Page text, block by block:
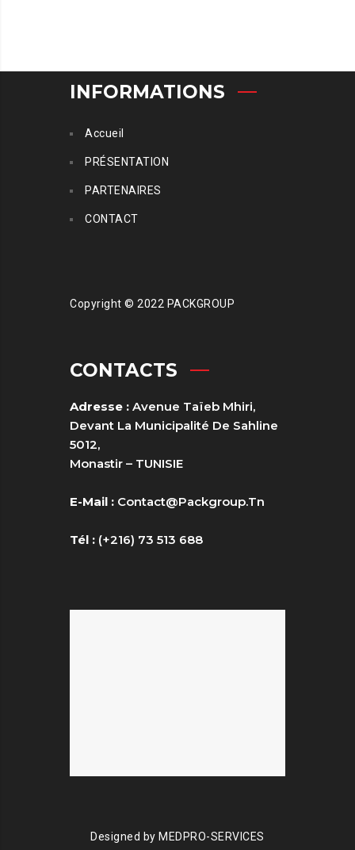
INFORMATIONS
Accueil
PRÉSENTATION
PARTENAIRES
CONTACT
Copyright © 2022 PACKGROUP
CONTACTS
Adresse : Avenue Taïeb Mhiri,
Devant La Municipalité De Sahline
5012,
Monastir – TUNISIE
E-Mail : Contact@packgroup.tn
Tél : (+216) 73 513 688
Designed by MEDPRO-SERVICES